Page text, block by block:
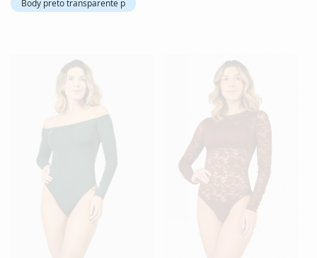
Body preto transparente p